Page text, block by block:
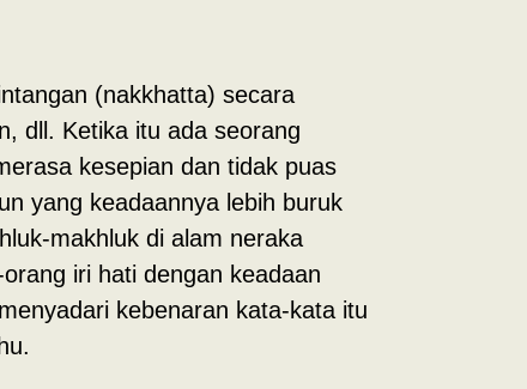
(nakkhatta) secara
dll. Ketika itu ada seorang
kesepian dan tidak puas
yang keadaannya lebih buruk
makhluk di alam neraka
iri hati dengan keadaan
kebenaran kata-kata itu